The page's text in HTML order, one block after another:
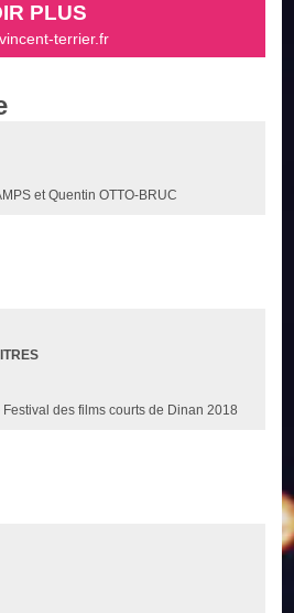
PLUS
terrier.fr
et Quentin OTTO-BRUC
des films courts de Dinan 2018